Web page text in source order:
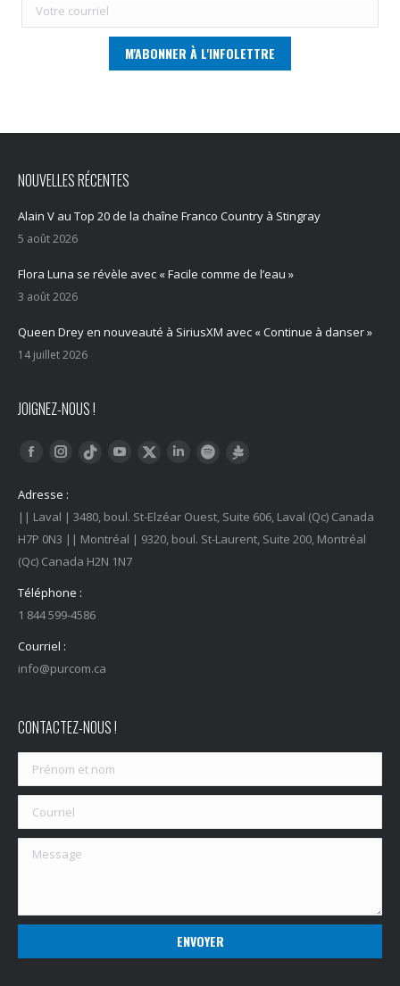
NOUVELLES RÉCENTES
Alain V au Top 20 de la chaîne Franco Country à Stingray
5 août 2026
Flora Luna se révèle avec « Facile comme de l’eau »
3 août 2026
Queen Drey en nouveauté à SiriusXM avec « Continue à danser »
14 juillet 2026
JOIGNEZ-NOUS !
Trouvez nous sur :
FacebookInstagram
Tiktok YouTubeTwitter LinkedInSpotify
Adresse :
|| Laval | 3480, boul. St-Elzéar Ouest, Suite 606, Laval (Qc) Canada
H7P 0N3 || Montréal | 9320, boul. St-Laurent, Suite 200, Montréal
(Qc) Canada H2N 1N7
Téléphone :
1 844 599-4586
Courriel :
info@purcom.ca
CONTACTEZ-NOUS !